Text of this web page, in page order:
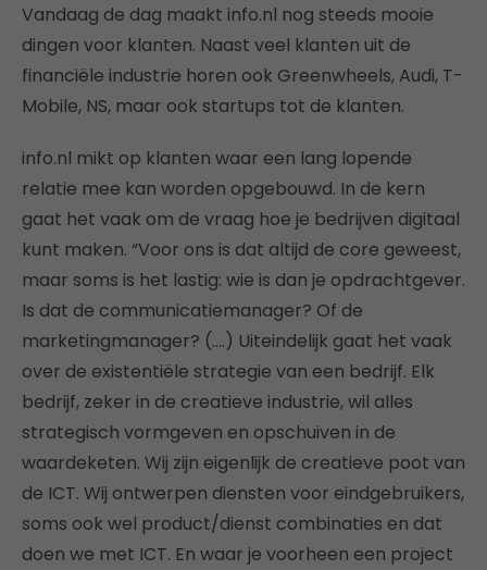
Vandaag de dag maakt info.nl nog steeds mooie
dingen voor klanten. Naast veel klanten uit de
financiële industrie horen ook Greenwheels, Audi, T-
Mobile, NS, maar ook startups tot de klanten.
info.nl mikt op klanten waar een lang lopende
relatie mee kan worden opgebouwd. In de kern
gaat het vaak om de vraag hoe je bedrijven digitaal
kunt maken. “Voor ons is dat altijd de core geweest,
maar soms is het lastig: wie is dan je opdrachtgever.
Is dat de communicatiemanager? Of de
marketingmanager? (….) Uiteindelijk gaat het vaak
over de existentiële strategie van een bedrijf. Elk
bedrijf, zeker in de creatieve industrie, wil alles
strategisch vormgeven en opschuiven in de
waardeketen. Wij zijn eigenlijk de creatieve poot van
de ICT. Wij ontwerpen diensten voor eindgebruikers,
soms ook wel product/dienst combinaties en dat
doen we met ICT. En waar je voorheen een project